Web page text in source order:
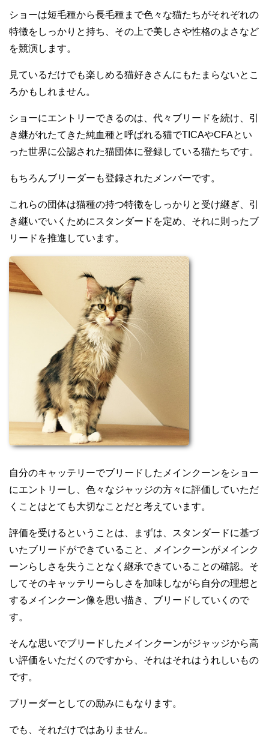
ショーは短毛種から長毛種まで色々な猫たちがそれぞれの
特徴をしっかりと持ち、その上で美しさや性格のよさなど
を競演します。
見ているだけでも楽しめる猫好きさんにもたまらないとこ
ろかもしれません。
ショーにエントリーできるのは、代々ブリードを続け、引
き継がれたてきた純血種と呼ばれる猫でTICAやCFAとい
った世界に公認された猫団体に登録している猫たちです。
もちろんブリーダーも登録されたメンバーです。
これらの団体は猫種の持つ特徴をしっかりと受け継ぎ、引
き継いでいくためにスタンダードを定め、それに則ったブ
リードを推進しています。
自分のキャッテリーでブリードしたメインクーンをショー
にエントリーし、色々なジャッジの方々に評価していただ
くことはとても大切なことだと考えています。
評価を受けるということは、まずは、スタンダードに基づ
いたブリードができていること、メインクーンがメインク
ーンらしさを失うことなく継承できていることの確認。そ
してそのキャッテリーらしさを加味しながら自分の理想と
するメインクーン像を思い描き、ブリードしていくので
す。
そんな思いでブリードしたメインクーンがジャッジから高
い評価をいただくのですから、それはそれはうれしいもの
です。
ブリーダーとしての励みにもなります。
でも、それだけではありません。